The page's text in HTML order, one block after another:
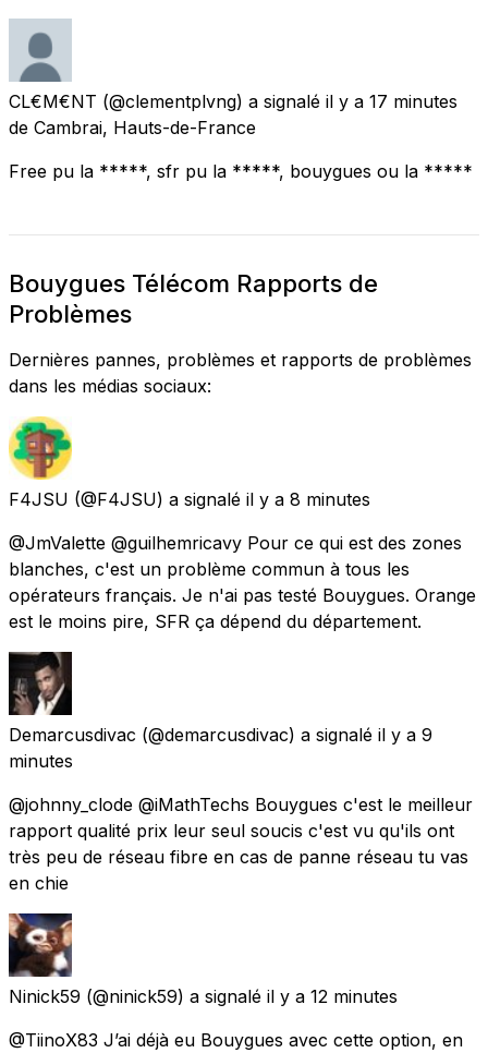
CL€M€NT (@clementplvng) a signalé il y a 17 minutes
de Cambrai, Hauts-de-France
Free pu la *****, sfr pu la *****, bouygues ou la *****
Bouygues Télécom Rapports de
Problèmes
Dernières pannes, problèmes et rapports de problèmes
dans les médias sociaux:
F4JSU (@F4JSU) a signalé il y a 8 minutes
@JmValette @guilhemricavy Pour ce qui est des zones
blanches, c'est un problème commun à tous les
opérateurs français. Je n'ai pas testé Bouygues. Orange
est le moins pire, SFR ça dépend du département.
Demarcusdivac (@demarcusdivac) a signalé il y a 9
minutes
@johnny_clode @iMathTechs Bouygues c'est le meilleur
rapport qualité prix leur seul soucis c'est vu qu'ils ont
très peu de réseau fibre en cas de panne réseau tu vas
en chie
Ninick59 (@ninick59) a signalé il y a 12 minutes
@TiinoX83 J’ai déjà eu Bouygues avec cette option, en